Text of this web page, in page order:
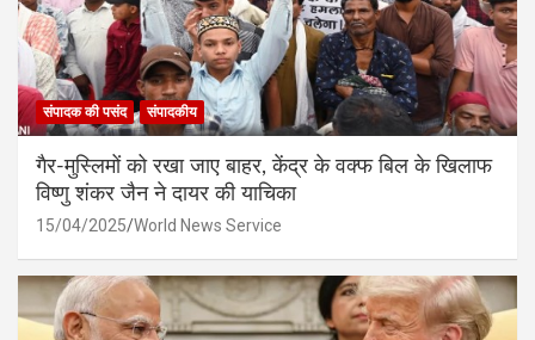
संपादक की पसंद संपादकीय
गैर-मुस्लिमों को रखा जाए बाहर, केंद्र के वक्फ बिल के खिलाफ
विष्णु शंकर जैन ने दायर की याचिका
15/04/2025 World News Service